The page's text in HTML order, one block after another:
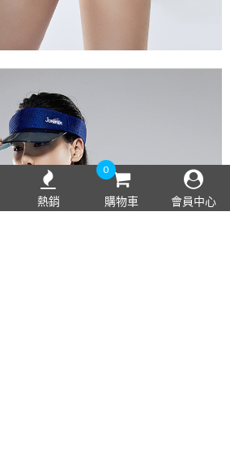
熱銷
0
購物車 會員中心